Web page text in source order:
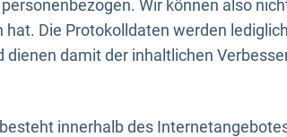
Wir können also
hat. Die Protokolldaten werden
dienen damit der inhaltlichen
innerhalb des